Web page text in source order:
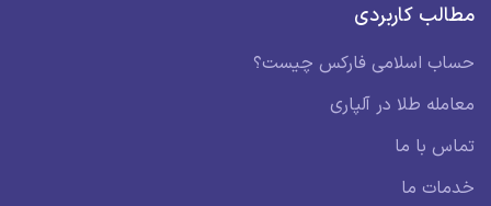
مطالب کاربردی
حساب اسلامی فارکس چیست؟
معامله طلا در آلپاری
تماس با ما
خدمات ما